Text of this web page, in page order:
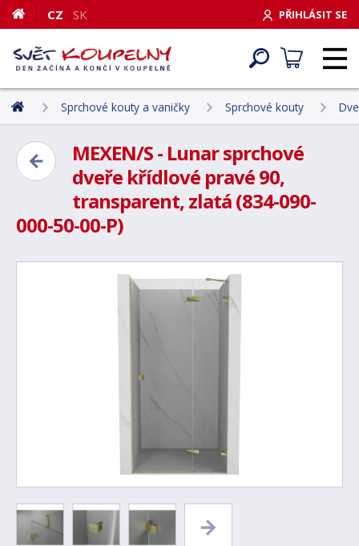
PŘIHLÁSIT SE
CZ SK
Sprchové kouty a vaničky Sprchové kouty
MEXEN/S - Lunar sprchové
dveře křídlové pravé 90,
transparent, zlatá (834-090-
000-50-00-P)